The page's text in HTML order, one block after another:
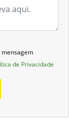
de Privacidade